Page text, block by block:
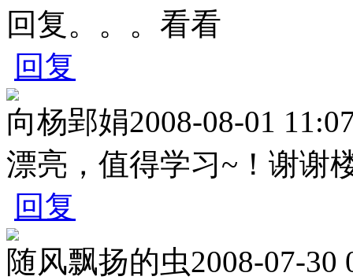
回复。。。看看
回复
向杨郢娟2008-08-01
漂亮，值得学习~！谢谢
回复
随风飘扬的虫2008-07-30